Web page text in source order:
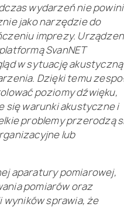
wydarzeń nie
jako narzędzie do
imprezy.
SvanNET
w sytuację
Dzięki temu
poziomy dźwięku,
się warunki akustyczne i
problemy przerodzą
lub
aparatury pomiarowej,
pomiarów oraz
sprawia, że